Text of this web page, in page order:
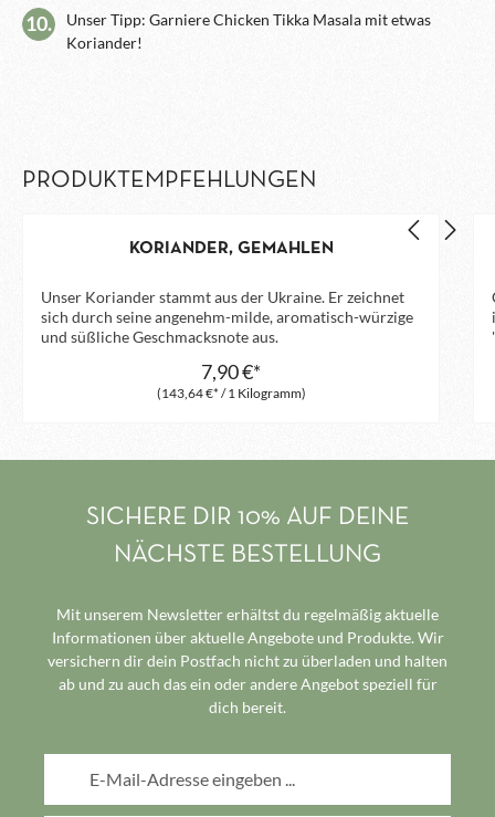
10.
Unser Tipp: Garniere Chicken Tikka Masala mit etwas
Koriander!
PRODUKTEMPFEHLUNGEN
KORIANDER, GEMAHLEN
Unser Koriander stammt aus der Ukraine. Er zeichnet
sich durch seine angenehm-milde, aromatisch-würzige
und süßliche Geschmacksnote aus.
(143,64 €* / 1 Kilogramm)
7,90 €*
SICHERE DIR 10% AUF DEINE
NÄCHSTE BESTELLUNG
Mit unserem Newsletter erhältst du regelmäßig aktuelle
Informationen über aktuelle Angebote und Produkte. Wir
versichern dir dein Postfach nicht zu überladen und halten
ab und zu auch das ein oder andere Angebot speziell für
dich bereit.